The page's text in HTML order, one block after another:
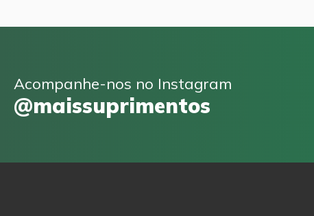
Acompanhe-nos no Instagram
@maissuprimentos